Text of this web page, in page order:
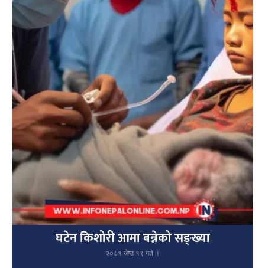
घटेन किशोरी आमा बन्नेको सङ्ख्या
२०८१ जेष्ठ १९ गते ।